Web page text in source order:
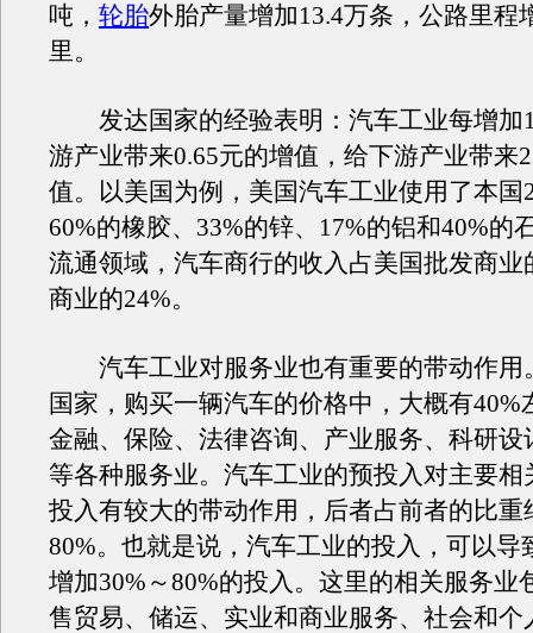
吨， 轮胎外胎产量增加13.4万条，公路里程
里。
发达国家的经验表明：汽车工业每增加
游产业带来0.65元的增值，给下游产业带来
值。以美国为例，美国汽车工业使用了本国
60%的橡胶、33%的锌、17%的铝和40%的
流通领域，汽车商行的收入占美国批发商业
商业的24%。
汽车工业对服务业也有重要的带动作用
国家，购买一辆汽车的价格中，大概有40%
金融、保险、法律咨询、产业服务、科研设
等各种服务业。汽车工业的预投入对主要相
投入有较大的带动作用，后者占前者的比重
80%。也就是说，汽车工业的投入，可以导
增加30%～80%的投入。这里的相关服务业
售贸易、储运、实业和商业服务、社会和个